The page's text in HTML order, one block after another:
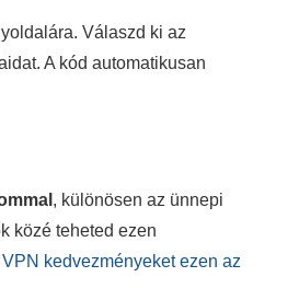
Válaszd ki az
A kód automatikusan
, különösen az ünnepi
közé teheted ezen
kedvezményeket ezen az